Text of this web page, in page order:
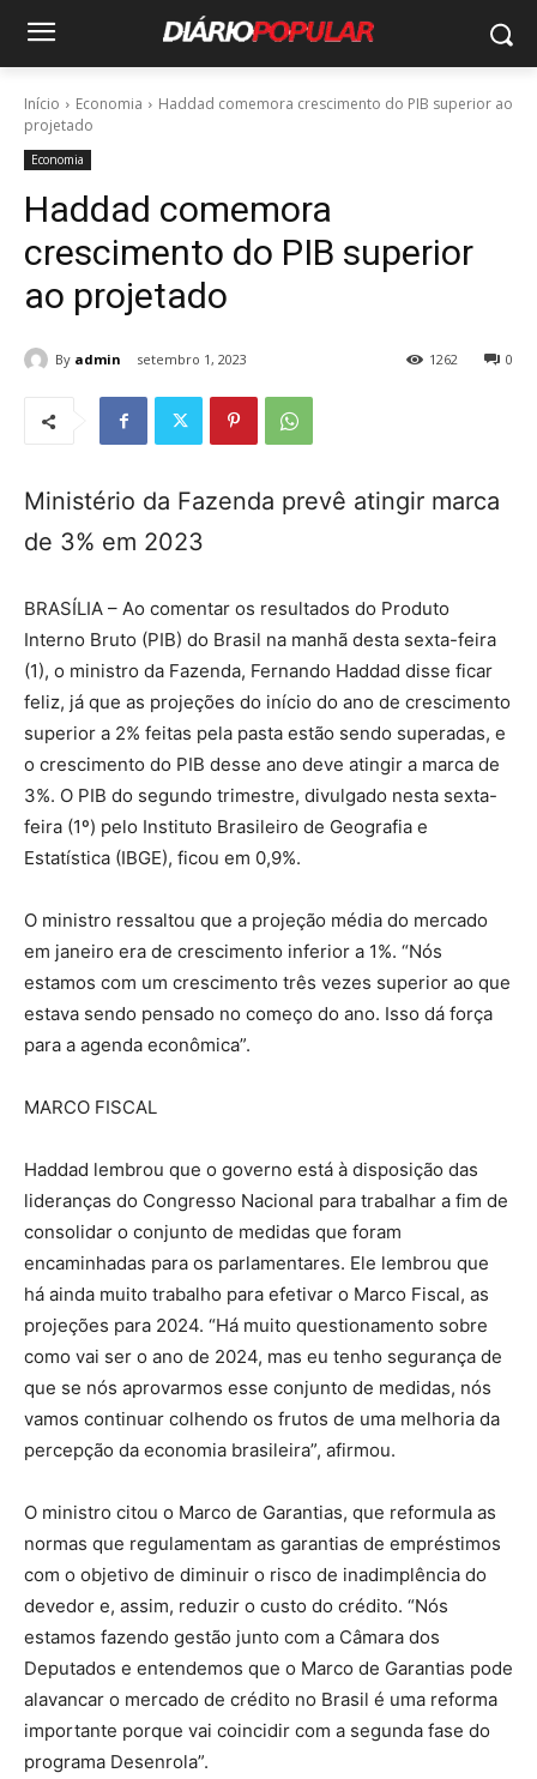
Início Economia
Haddad comemora crescimento do PIB superior ao
projetado
Economia
Haddad comemora
crescimento do PIB superior
ao projetado
By admin setembro 1, 2023 0
1262
Ministério da Fazenda prevê atingir marca
de 3% em 2023
BRASÍLIA – Ao comentar os resultados do Produto
Interno Bruto (PIB) do Brasil na manhã desta sexta-feira
(1), o ministro da Fazenda, Fernando Haddad disse ficar
feliz, já que as projeções do início do ano de crescimento
superior a 2% feitas pela pasta estão sendo superadas, e
o crescimento do PIB desse ano deve atingir a marca de
3%. O PIB do segundo trimestre, divulgado nesta sexta-
feira (1º) pelo Instituto Brasileiro de Geografia e
Estatística (IBGE), ficou em 0,9%.
O ministro ressaltou que a projeção média do mercado
em janeiro era de crescimento inferior a 1%. “Nós
estamos com um crescimento três vezes superior ao que
estava sendo pensado no começo do ano. Isso dá força
para a agenda econômica”.
MARCO FISCAL
Haddad lembrou que o governo está à disposição das
lideranças do Congresso Nacional para trabalhar a fim de
consolidar o conjunto de medidas que foram
encaminhadas para os parlamentares. Ele lembrou que
há ainda muito trabalho para efetivar o Marco Fiscal, as
projeções para 2024. “Há muito questionamento sobre
como vai ser o ano de 2024, mas eu tenho segurança de
que se nós aprovarmos esse conjunto de medidas, nós
vamos continuar colhendo os frutos de uma melhoria da
percepção da economia brasileira”, afirmou.
O ministro citou o Marco de Garantias, que reformula as
normas que regulamentam as garantias de empréstimos
com o objetivo de diminuir o risco de inadimplência do
devedor e, assim, reduzir o custo do crédito. “Nós
estamos fazendo gestão junto com a Câmara dos
Deputados e entendemos que o Marco de Garantias pode
alavancar o mercado de crédito no Brasil é uma reforma
importante porque vai coincidir com a segunda fase do
programa Desenrola”.